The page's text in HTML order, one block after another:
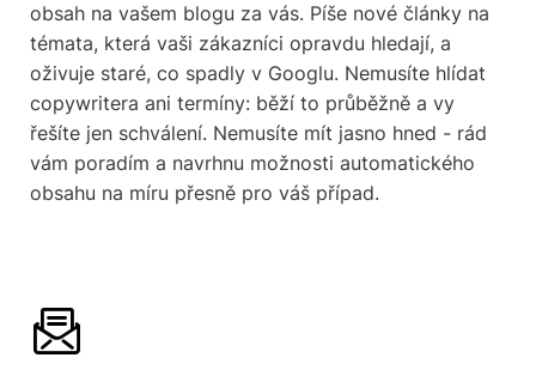
obsah na vašem blogu za vás. Píše nové články na
témata, která vaši zákazníci opravdu hledají, a
oživuje staré, co spadly v Googlu. Nemusíte hlídat
copywritera ani termíny: běží to průběžně a vy
řešíte jen schválení. Nemusíte mít jasno hned - rád
vám poradím a navrhnu možnosti automatického
obsahu na míru přesně pro váš případ.